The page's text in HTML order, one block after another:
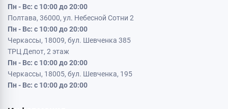
Пн - Вс: с 10:00 до 20:00
Полтава, 36000, ул. Небесной Сотни 2
Пн - Вс: с 10:00 до 20:00
Черкассы, 18009, бул. Шевченка 385
ТРЦ Депот, 2 этаж
Пн - Вс: с 10:00 до 20:00
Черкассы, 18005, бул. Шевченка, 195
Пн - Вс: с 10:00 до 20:00